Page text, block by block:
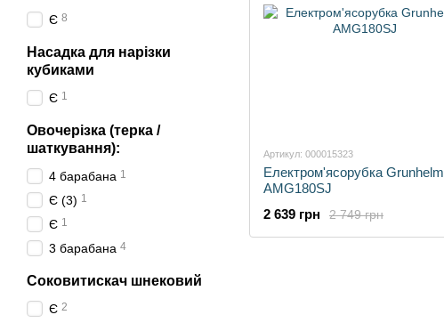
Артикул: 000015323
Електром'ясорубка Grunhelm
AMG180SJ
2 749 грн
2 639 грн
Є 8
Насадка для нарізки
кубиками
Є 1
Овочерізка (терка /
шаткування):
4 барабана 1
Є (3) 1
Є 1
3 барабана 4
Соковитискач шнековий
Є 2